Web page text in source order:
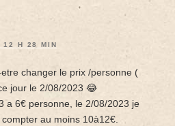
12 H 28 MIN
changer le prix /personne (
jour le 2/08/2023 😂
a 6€ personne, le 2/08/2023 je
compter au moins 10à12€.